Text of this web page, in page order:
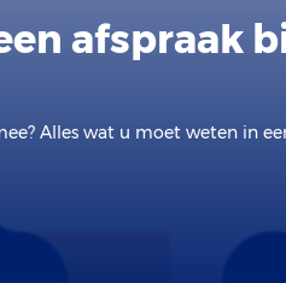
afspraak
Alles wat u moet weten in